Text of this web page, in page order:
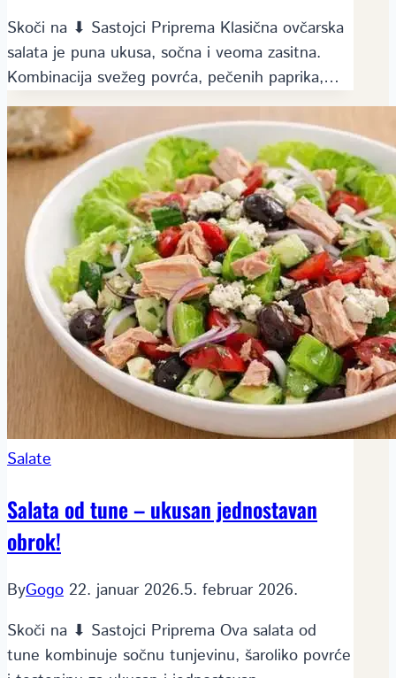
Skoči na ⬇ Sastojci Priprema Klasična ovčarska
salata je puna ukusa, sočna i veoma zasitna.
Kombinacija svežeg povrća, pečenih paprika,…
Salate
Salata od tune – ukusan jednostavan
obrok!
ByGogo 22. januar 2026.5. februar 2026.
Skoči na ⬇ Sastojci Priprema Ova salata od
tune kombinuje sočnu tunjevinu, šaroliko povrće